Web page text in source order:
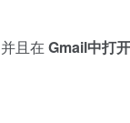
且在 Gmail中打